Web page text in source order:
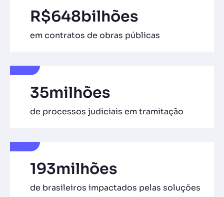
R$648bilhões
em contratos de obras públicas
35milhões
de processos judiciais em tramitação
193milhões
de brasileiros impactados pelas soluções